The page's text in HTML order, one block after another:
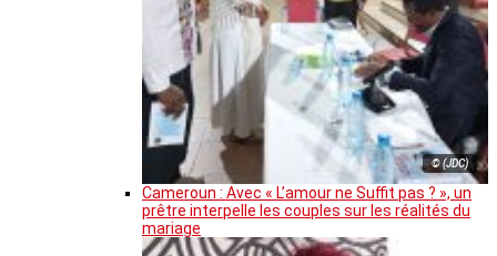
© (JDC)
Cameroun : Avec « L’amour ne Suffit pas ? », un
prêtre interpelle les couples sur les réalités du
mariage